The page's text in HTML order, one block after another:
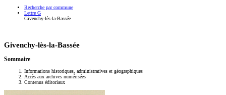
Recherche par commune
Lettre G
Givenchy-lès-la-Bassée
Givenchy-lès-la-Bassée
Sommaire
Informations historiques, administratives et géographiques
Accès aux archives numérisées
Contenus éditoriaux